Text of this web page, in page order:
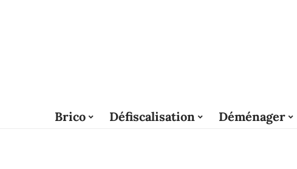
Brico Défiscalisation Déménager